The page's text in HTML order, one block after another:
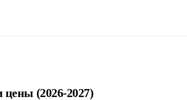
(2026-2027)